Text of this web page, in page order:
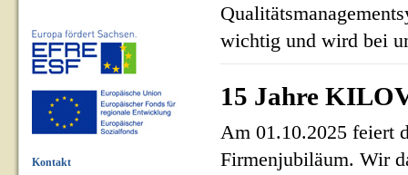
wichtig und wird bei
15 Jahre
Am 01.10.2025 feiert
Firmenjubiläum. Wir
Kontakt